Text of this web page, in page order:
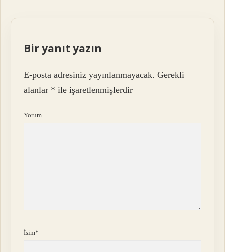
Bir yanıt yazın
E-posta adresiniz yayınlanmayacak. Gerekli
alanlar * ile işaretlenmişlerdir
Yorum
İsim*